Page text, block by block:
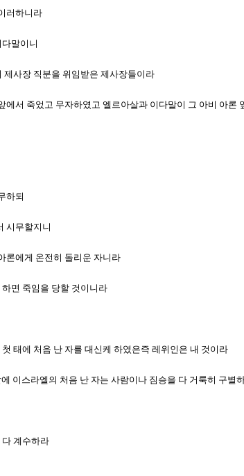
러하니라
말이니
사장 직분을 위임받은 제사장들이라
서 죽었고 무자하였고 엘르아살과 이다말이 그 아비 아론
하되
시무할지니
론에게 온전히 돌리운 자니라
면 죽임을 당할 것이니라
태에 처음 난 자를 대신케 하였은즉 레위인은 내 것이라
이스라엘의 처음 난 자는 사람이나 짐승을 다 거룩히 구
계수하라